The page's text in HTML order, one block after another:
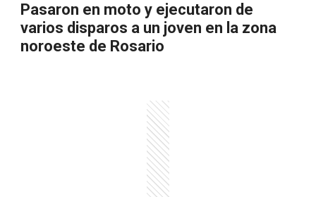
Pasaron en moto y ejecutaron de
varios disparos a un joven en la zona
noroeste de Rosario